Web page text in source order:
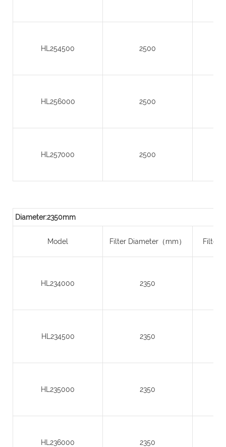
HL254500 2500
HL256000 2500
HL257000 2500
Diameter:2350mm
Model Filter Diameter（mm） Filter
HL234000 2350
HL234500 2350
HL235000 2350
HL236000 2350